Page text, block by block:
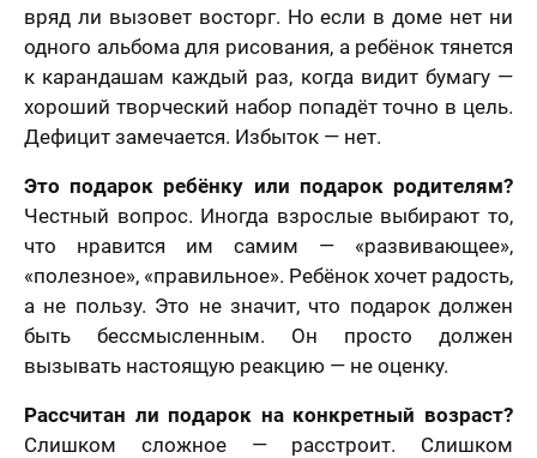
вряд ли вызовет восторг. Но если в доме нет ни
одного альбома для рисования, а ребёнок тянется
к карандашам каждый раз, когда видит бумагу —
хороший творческий набор попадёт точно в цель.
Дефицит замечается. Избыток — нет.
Это подарок ребёнку или подарок родителям?
Честный вопрос. Иногда взрослые выбирают то,
что нравится им самим — «развивающее»,
«полезное», «правильное». Ребёнок хочет радость,
а не пользу. Это не значит, что подарок должен
быть бессмысленным. Он просто должен
вызывать настоящую реакцию — не оценку.
Рассчитан ли подарок на конкретный возраст?
Слишком сложное — расстроит. Слишком